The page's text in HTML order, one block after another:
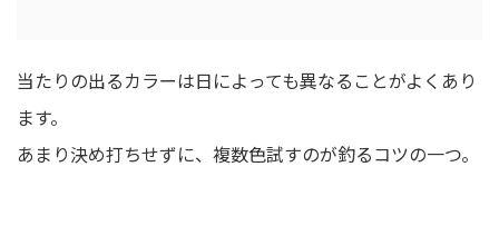
当たりの出るカラーは日によっても異なることがよくあり
ます。
あまり決め打ちせずに、複数色試すのが釣るコツの一つ。